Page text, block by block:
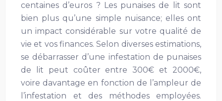
centaines d’euros ? Les punaises de lit sont
bien plus qu’une simple nuisance; elles ont
un impact considérable sur votre qualité de
vie et vos finances. Selon diverses estimations,
se débarrasser d’une infestation de punaises
de lit peut coûter entre 300€ et 2000€,
voire davantage en fonction de l’ampleur de
l’infestation et des méthodes employées.